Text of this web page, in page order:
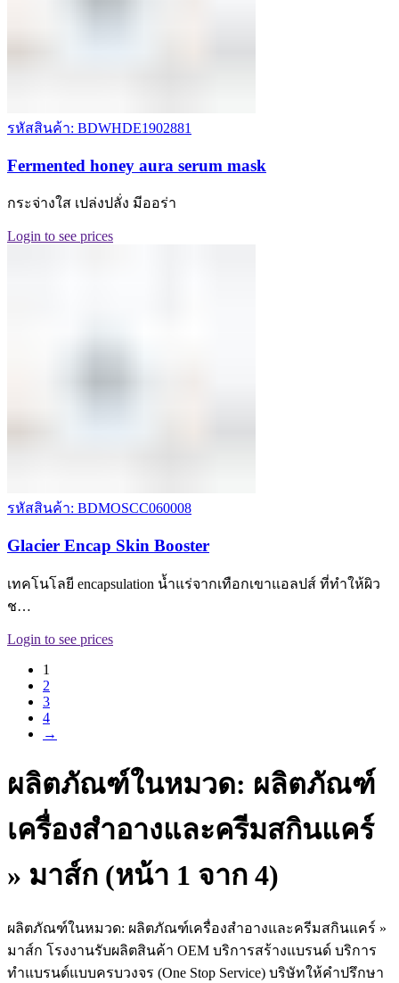
รหัสสินค้า: BDWHDE1902881
Fermented honey aura serum mask
กระจ่างใส เปล่งปลั่ง มีออร่า
Login to see prices
รหัสสินค้า: BDMOSCC060008
Glacier Encap Skin Booster
เทคโนโลยี encapsulation น้ำแร่จากเทือกเขาแอลปส์ ที่ทำให้ผิว
ช…
Login to see prices
1
2
3
4
→
ผลิตภัณฑ์ในหมวด: ผลิตภัณฑ์
เครื่องสำอางและครีมสกินแคร์
» มาส์ก (หน้า 1 จาก 4)
ผลิตภัณฑ์ในหมวด: ผลิตภัณฑ์เครื่องสำอางและครีมสกินแคร์ »
มาส์ก โรงงานรับผลิตสินค้า OEM บริการสร้างแบรนด์ บริการ
ทำแบรนด์แบบครบวงจร (One Stop Service) บริษัทให้คำปรึกษา